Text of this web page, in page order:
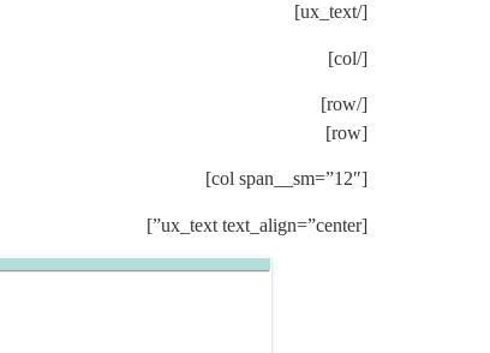
[/ux_text]
[/col]
[/row]
[row]
[col span__sm=”12″]
[ux_text text_align=”center”]